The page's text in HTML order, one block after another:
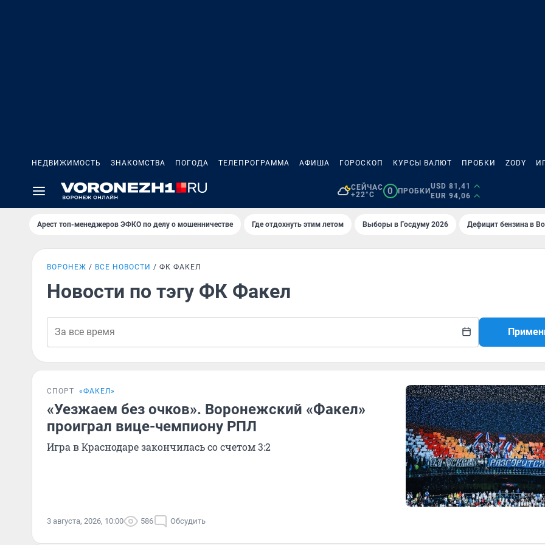
НЕДВИЖИМОСТЬ ЗНАКОМСТВА ПОГОДА ТЕЛЕПРОГРАММА АФИША ГОРОСКОП КУРСЫ ВАЛЮТ ПРОБКИ ZODY
СЕЙЧАС
+22°C
0 ПРОБКИ
USD 81,41
EUR 94,06
Арест топ-менеджеров ЭФКО по делу о мошенничестве Где отдохнуть этим летом Выборы в Госдуму 2026 Дефицит бензина в
ВОРОНЕЖ ВСЕ НОВОСТИ ФК ФАКЕЛ
Новости по тэгу ФК Факел
СПОРТ «ФАКЕЛ»
«Уезжаем без очков». Воронежский «Факел»
проиграл вице-чемпиону РПЛ
Игра в Краснодаре закончилась со счетом 3:2
3 августа, 2026, 10:00 586 Обсудить